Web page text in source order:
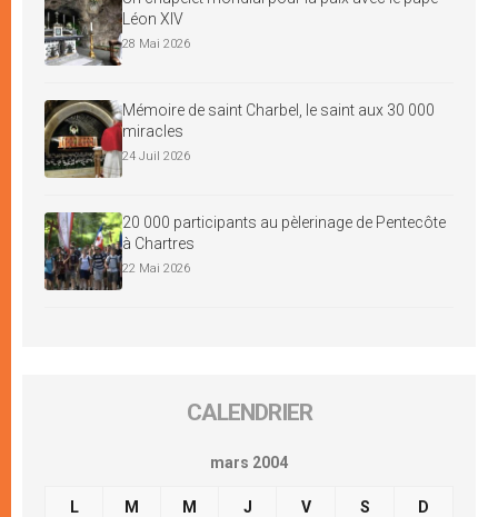
Léon XIV
28 Mai 2026
Mémoire de saint Charbel, le saint aux 30 000
miracles
24 Juil 2026
20 000 participants au pèlerinage de Pentecôte
à Chartres
22 Mai 2026
CALENDRIER
mars 2004
L M M J V S D